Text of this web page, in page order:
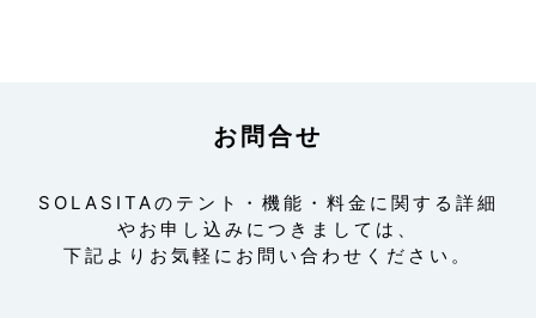
お問合せ
SOLASITAのテント・機能・料金に関する詳細
やお申し込みにつきましては、
下記よりお気軽にお問い合わせください。